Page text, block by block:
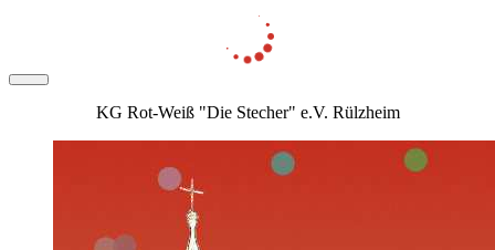
KG Rot-Weiß "Die Stecher" e.V. Rülzheim